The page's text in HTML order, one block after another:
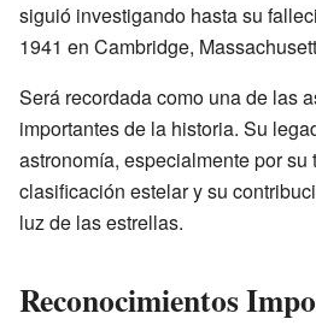
siguió investigando hasta su
1941 en Cambridge,
Será recordada como una de las
importantes de la historia. Su
astronomía, especialmente por su
clasificación estelar y su
luz de las estrellas.
Reconocimientos